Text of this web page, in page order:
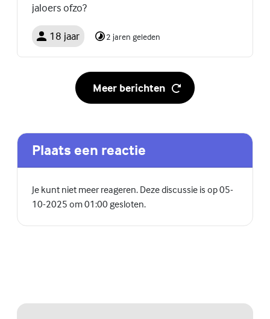
jaloers ofzo?
18 jaar 2 jaren geleden
Meer berichten
Plaats een reactie
Je kunt niet meer reageren. Deze discussie is op 05-
10-2025 om 01:00 gesloten.